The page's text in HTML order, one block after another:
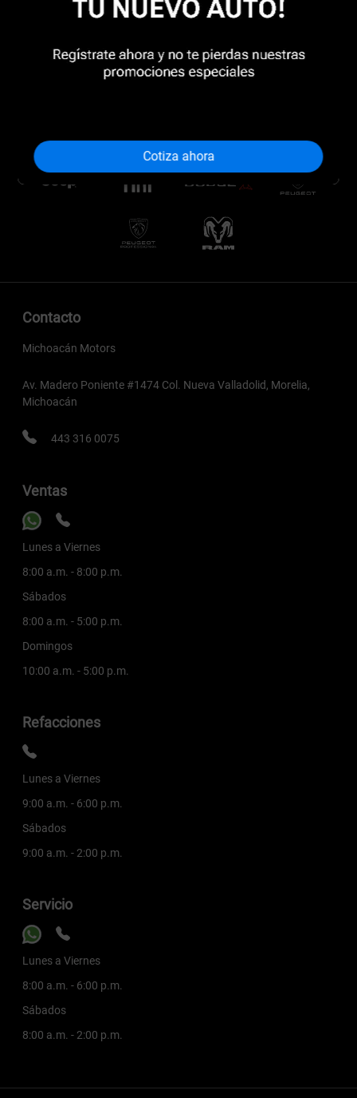
Contacto
Michoacán Motors
Av. Madero Poniente #1474 Col. Nueva Valladolid, Morelia,
Michoacán
443 316 0075
Ventas
Lunes a Viernes
8:00 a.m. - 8:00 p.m.
Sábados
8:00 a.m. - 5:00 p.m.
Domingos
10:00 a.m. - 5:00 p.m.
Refacciones
Lunes a Viernes
9:00 a.m. - 6:00 p.m.
Sábados
9:00 a.m. - 2:00 p.m.
Servicio
Lunes a Viernes
8:00 a.m. - 6:00 p.m.
Sábados
8:00 a.m. - 2:00 p.m.
Cotiza ahora